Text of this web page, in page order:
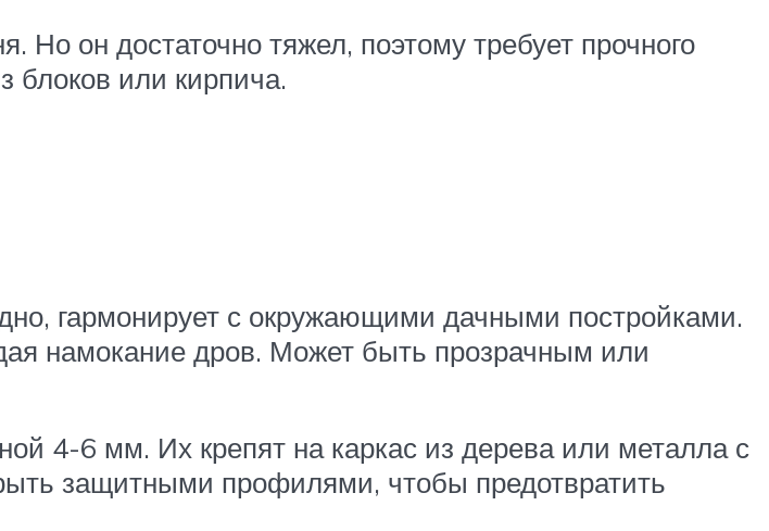
Но он достаточно тяжел, поэтому требует прочного
блоков или кирпича.
гармонирует с окружающими дачными постройками.
намокание дров. Может быть прозрачным или
4-6 мм. Их крепят на каркас из дерева или металла с
защитными профилями, чтобы предотвратить